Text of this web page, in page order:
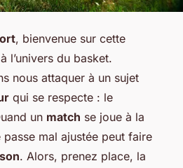
, bienvenue sur cette
l’univers du basket.
nous attaquer à un sujet
qui se respecte : le
un match se joue à la
mal ajustée peut faire
. Alors, prenez place, la